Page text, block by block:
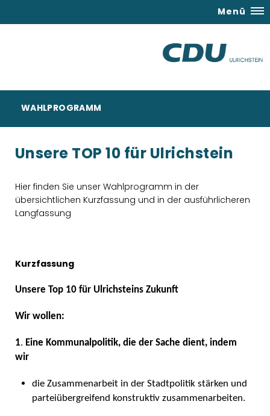
Menü
WAHLPROGRAMM
Unsere TOP 10 für Ulrichstein
Hier finden Sie unser Wahlprogramm in der
übersichtlichen Kurzfassung und in der ausführlicheren
Langfassung
Kurzfassung
Unsere Top 10 für Ulrichsteins Zukunft
Wir wollen:
1. Eine Kommunalpolitik, die der Sache dient, indem
wir
die Zusammenarbeit in der Stadtpolitik stärken und
parteiübergreifend konstruktiv zusammenarbeiten.